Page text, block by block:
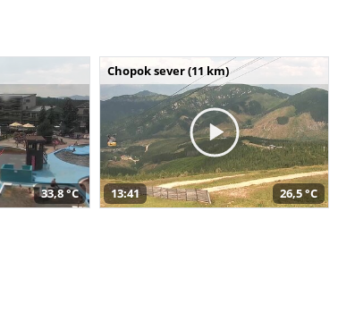
33,8 °C
Chopok sever (11 km)
13:41 26,5 °C